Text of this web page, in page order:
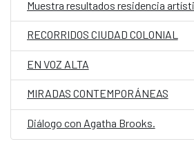
RECORRIDOS CIUDAD COLONIAL
EN VOZ ALTA
MIRADAS CONTEMPORÁNEAS
Diálogo con Agatha Brooks.